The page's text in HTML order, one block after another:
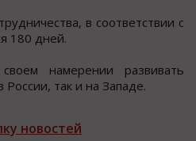
в соответствии с
180 дней.
намерении развивать
России, так и на Западе.
новостей